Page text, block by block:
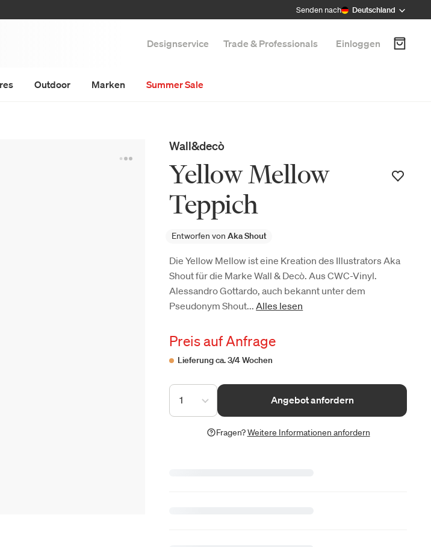
Senden nach Deutschland
Designservice Trade & Professionals Einloggen
Outdoor Marken Summer Sale
Wall&decò
Yellow Mellow
Teppich
Entworfen von Aka Shout
Die Yellow Mellow ist eine Kreation des Illustrators Aka
Shout für die Marke Wall & Decò. Aus CWC-Vinyl.
Alessandro Gottardo, auch bekannt unter dem
Pseudonym Shout... Alles lesen
Preis auf Anfrage
Lieferung ca. 3/4 Wochen
1 Angebot anfordern
Fragen?Weitere Informationen anfordern